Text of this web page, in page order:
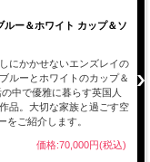
ルー＆ホワイト カップ＆ソ
にかかせないエンズレイの
ルーとホワイトのカップ＆
中で優雅に暮らす英国人
品。大切な家族と過ごす空
ご紹介します。
価格:70,000円(税込)